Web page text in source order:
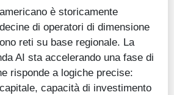
è storicamente
di operatori di dimensione
reti su base regionale. La
AI sta accelerando una fase di
risponde a logiche precise:
capacità di investimento